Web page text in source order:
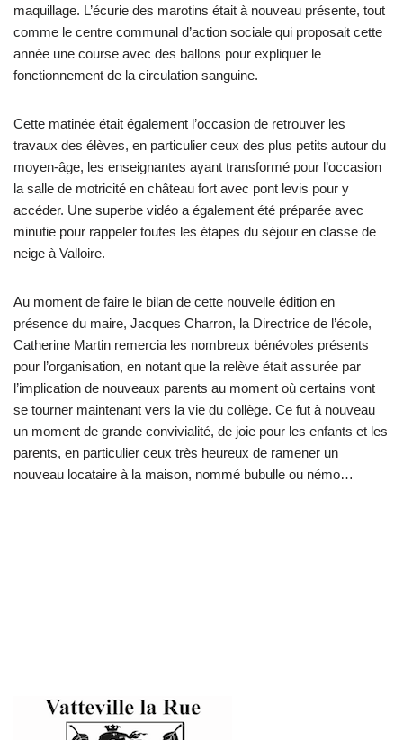
maquillage. L’écurie des marotins était à nouveau présente, tout
comme le centre communal d’action sociale qui proposait cette
année une course avec des ballons pour expliquer le
fonctionnement de la circulation sanguine.
Cette matinée était également l’occasion de retrouver les
travaux des élèves, en particulier ceux des plus petits autour du
moyen-âge, les enseignantes ayant transformé pour l’occasion
la salle de motricité en château fort avec pont levis pour y
accéder. Une superbe vidéo a également été préparée avec
minutie pour rappeler toutes les étapes du séjour en classe de
neige à Valloire.
Au moment de faire le bilan de cette nouvelle édition en
présence du maire, Jacques Charron, la Directrice de l’école,
Catherine Martin remercia les nombreux bénévoles présents
pour l’organisation, en notant que la relève était assurée par
l’implication de nouveaux parents au moment où certains vont
se tourner maintenant vers la vie du collège. Ce fut à nouveau
un moment de grande convivialité, de joie pour les enfants et les
parents, en particulier ceux très heureux de ramener un
nouveau locataire à la maison, nommé bubulle ou némo…